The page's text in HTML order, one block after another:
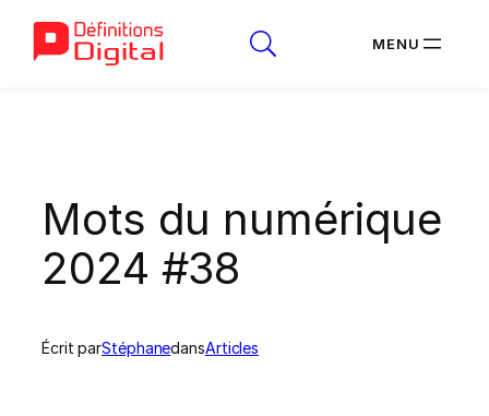
Mots du numérique
2024 #38
Écrit parStéphanedansArticles